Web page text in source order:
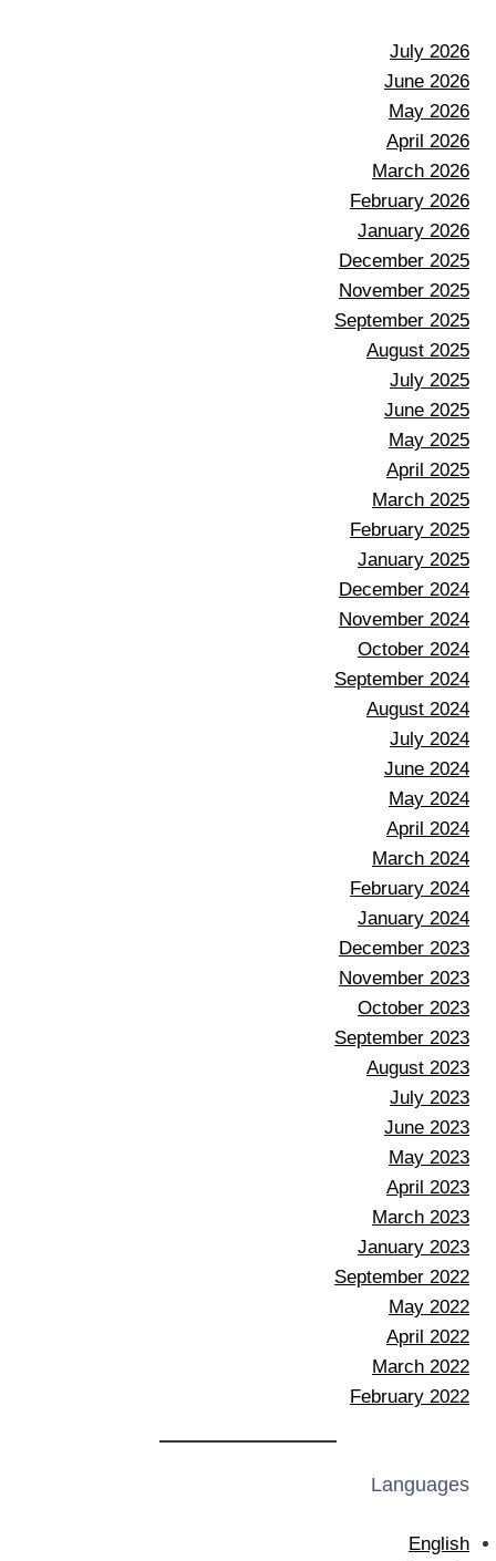
July 2026
June 2026
May 2026
April 2026
March 2026
February 2026
January 2026
December 2025
November 2025
September 2025
August 2025
July 2025
June 2025
May 2025
April 2025
March 2025
February 2025
January 2025
December 2024
November 2024
October 2024
September 2024
August 2024
July 2024
June 2024
May 2024
April 2024
March 2024
February 2024
January 2024
December 2023
November 2023
October 2023
September 2023
August 2023
July 2023
June 2023
May 2023
April 2023
March 2023
January 2023
September 2022
May 2022
April 2022
March 2022
February 2022
Languages
English